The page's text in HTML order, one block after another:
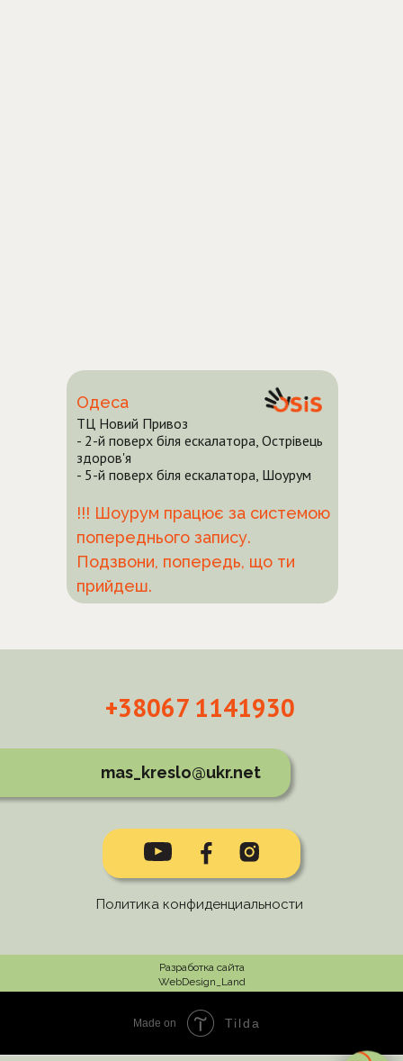
Одеса
ТЦ Новий Привоз
- 2-й поверх біля ескалатора, Острівець
здоров'я
- 5-й поверх біля ескалатора, Шоурум
!!! Шоурум працює за системою
попереднього запису.
Подзвони, попередь, що ти
прийдеш.
+38067 1141930
mas_kreslo@ukr.net
Политика конфиденциальности
Разработка сайта
WebDesign_Land
Made on Tilda